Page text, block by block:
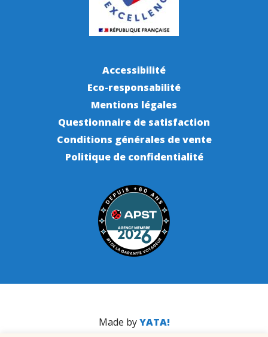
Accessibilité
Eco-responsabilité
Mentions légales
Questionnaire de satisfaction
Conditions générales de vente
Politique de confidentialité
Made byYATA!